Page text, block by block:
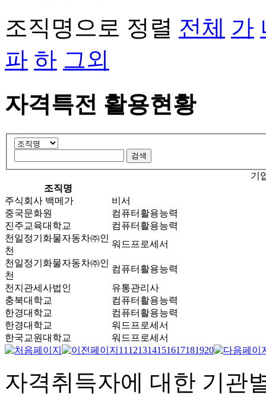
조직명으로 정렬 전체 가
파 하 그외
자격특전 활용현황
기
조직명
주식회사 백메가
비서
중국문화원
컴퓨터활용능력
진주교육대학교
컴퓨터활용능력
천일정기화물자동차㈜인
천
워드프로세서
천일정기화물자동차㈜인
천
컴퓨터활용능력
천지관세사법인
유통관리사
충북대학교
컴퓨터활용능력
한경대학교
컴퓨터활용능력
한경대학교
워드프로세서
한국교원대학교
워드프로세서
11 121314151617181920
자격취득자에 대한 기관